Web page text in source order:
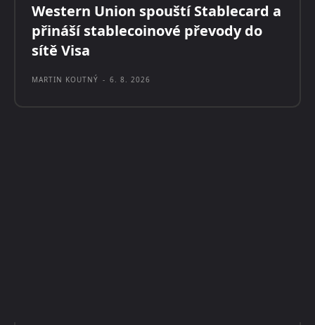
Western Union spouští Stablecard a
přináší stablecoinové převody do
sítě Visa
MARTIN KOUTNÝ - 6. 8. 2026